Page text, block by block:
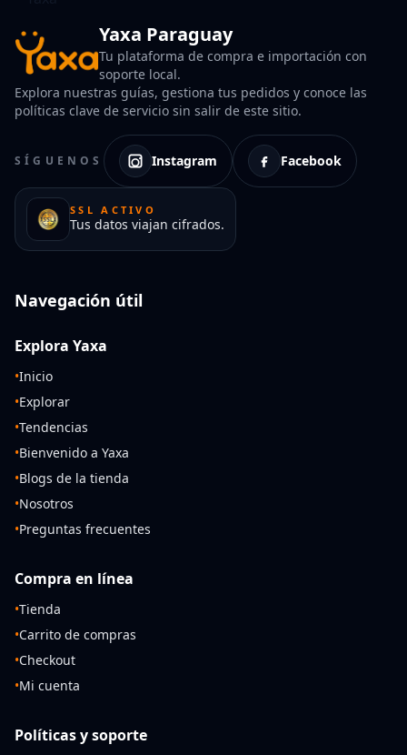
Yaxa Paraguay
Tu plataforma de compra e importación con
soporte local.
Explora nuestras guías, gestiona tus pedidos y conoce las
políticas clave de servicio sin salir de este sitio.
SÍGUENOS Instagram Facebook
SSL ACTIVO
Tus datos viajan cifrados.
Navegación útil
Explora Yaxa
•Inicio
•Explorar
•Tendencias
•Bienvenido a Yaxa
•Blogs de la tienda
•Nosotros
•Preguntas frecuentes
Compra en línea
•Tienda
•Carrito de compras
•Checkout
•Mi cuenta
Políticas y soporte